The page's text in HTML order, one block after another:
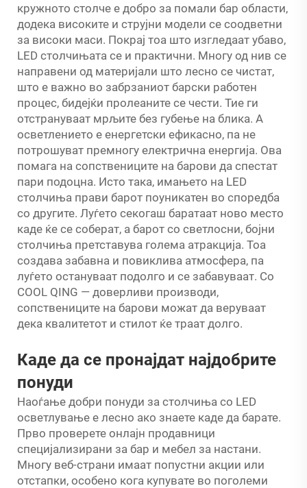
кружното столче е добро за помали бар области,
додека високите и струјни модели се соодветни
за високи маси. Покрај тоа што изгледаат убаво,
LED столчињата се и практични. Многу од нив се
направени од материјали што лесно се чистат,
што е важно во забрзаниот барски работен
процес, бидејќи пролеаните се чести. Тие ги
отстрануваат мрљите без губење на блика. А
осветлението е енергетски ефикасно, па не
потрошуват премногу електрична енергија. Ова
помага на сопствениците на барови да спестат
пари подоцна. Исто така, имањето на LED
столчиња прави барот поуникатен во споредба
со другите. Луѓето секогаш баратаат ново место
каде ќе се соберат, а барот со светлосни, бојни
столчиња претставува голема атракција. Тоа
создава забавна и повиклива атмосфера, па
луѓето остануваат подолго и се забавуваат. Со
COOL QING — доверливи производи,
сопствениците на барови можат да веруваат
дека квалитетот и стилот ќе траат долго.
Каде да се пронајдат најдобрите
понуди
Наоѓање добри понуди за столчиња со LED
осветлување е лесно ако знаете каде да барате.
Прво проверете онлајн продавници
специјализирани за бар и мебел за настани.
Многу веб-страни имаат попустни акции или
отстапки, особено кога купувате во поголеми